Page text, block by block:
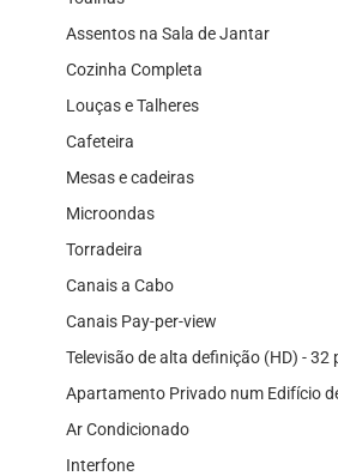
Assentos na Sala de Jantar
Cozinha Completa
Louças e Talheres
Cafeteira
Mesas e cadeiras
Microondas
Torradeira
Canais a Cabo
Canais Pay-per-view
Televisão de alta definição (HD) - 32
Apartamento Privado num Edifício
Ar Condicionado
Interfone